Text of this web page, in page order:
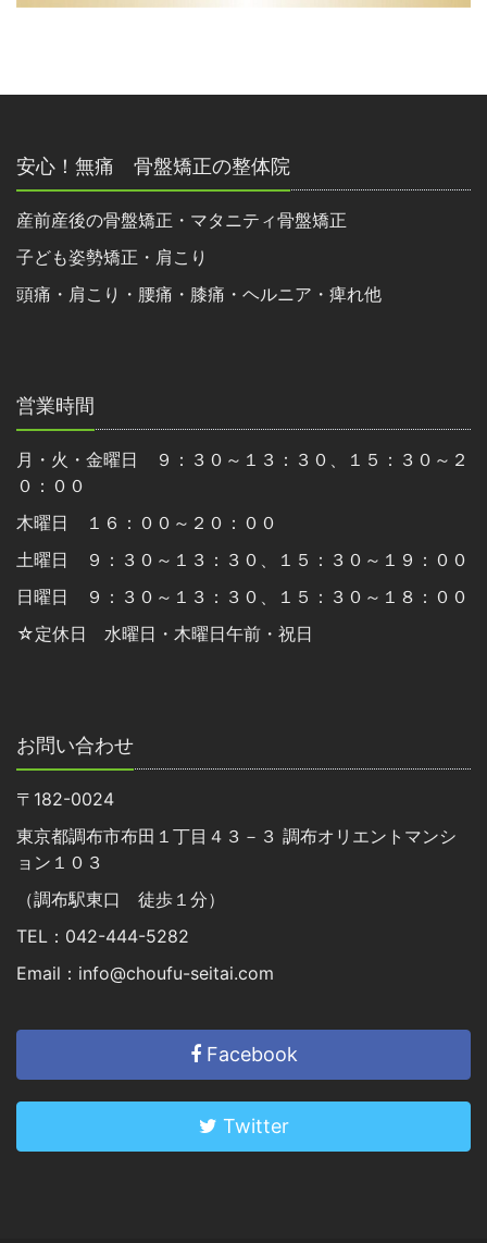
安心！無痛 骨盤矯正の整体院
産前産後の骨盤矯正・マタニティ骨盤矯正
子ども姿勢矯正・肩こり
頭痛・肩こり・腰痛・膝痛・ヘルニア・痺れ他
営業時間
月・火・金曜日 ９：３０～１３：３０、１５：３０～２
０：００
木曜日 １６：００～２０：００
土曜日 ９：３０～１３：３０、１５：３０～１９：００
日曜日 ９：３０～１３：３０、１５：３０～１８：００
☆定休日 水曜日・木曜日午前・祝日
お問い合わせ
〒182-0024
東京都調布市布田１丁目４３－３ 調布オリエントマンシ
ョン１０３
（調布駅東口 徒歩１分）
TEL：042-444-5282
Email：info@choufu-seitai.com
Facebook
Twitter